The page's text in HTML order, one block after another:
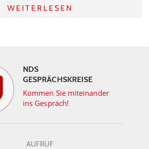
WEITERLESEN
NDS
GESPRÄCHSKREISE
Kommen Sie miteinander
ins Gespräch!
AUFRUF